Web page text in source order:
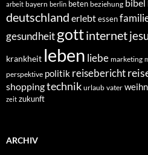
arbeit bayern berlin beten beziehung bibel
deutschland erlebtessen
gesundheitgottinternet
krankheit leben liebe marketing
perspektive politik reisebericht
shoppingtechnik urlaub vater
zeit zukunft
ARCHIV